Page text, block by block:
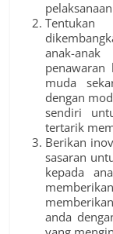
anak-
penawaran
muda
dengan
sendiri
tertarik
Berikan
sasaran
kepada
anda